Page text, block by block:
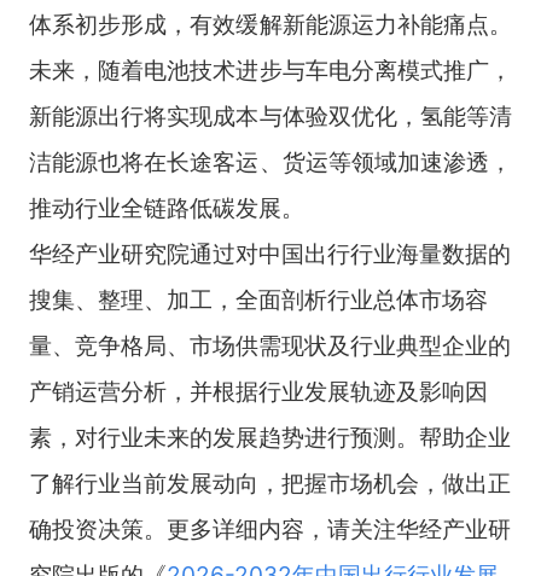
体系初步形成，有效缓解新能源运力补能痛点。
未来，随着电池技术进步与车电分离模式推广，
新能源出行将实现成本与体验双优化，氢能等清
洁能源也将在长途客运、货运等领域加速渗透，
推动行业全链路低碳发展。
华经产业研究院通过对中国出行行业海量数据的
搜集、整理、加工，全面剖析行业总体市场容
量、竞争格局、市场供需现状及行业典型企业的
产销运营分析，并根据行业发展轨迹及影响因
素，对行业未来的发展趋势进行预测。帮助企业
了解行业当前发展动向，把握市场机会，做出正
确投资决策。更多详细内容，请关注华经产业研